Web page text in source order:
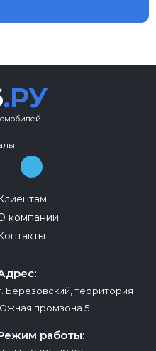
.РУ
компании
Березовский, территория
промзона 5
работы: